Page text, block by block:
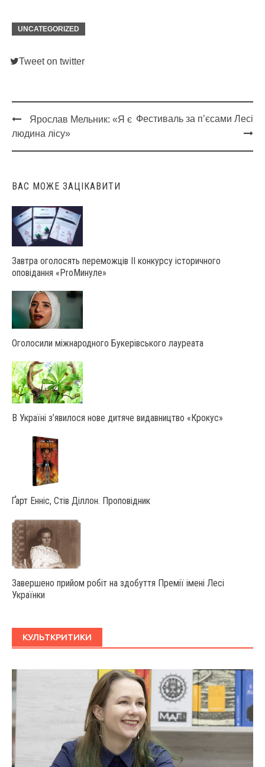
UNCATEGORIZED
Tweet on twitter
Post
navigation
Ярослав Мельник: «Я є
людина лісу»
Фестиваль за п’єсами Лесі
ВАС МОЖЕ ЗАЦІКАВИТИ
Завтра оголосять переможців ІІ конкурсу історичного
оповідання «ProМинуле»
Оголосили міжнародного Букерівського лауреата
В Україні з’явилося нове дитяче видавництво «Крокус»
Ґарт Енніс, Стів Діллон. Проповідник
Завершено прийом робіт на здобуття Премії імені Лесі
Українки
КУЛЬТКРИТИКИ